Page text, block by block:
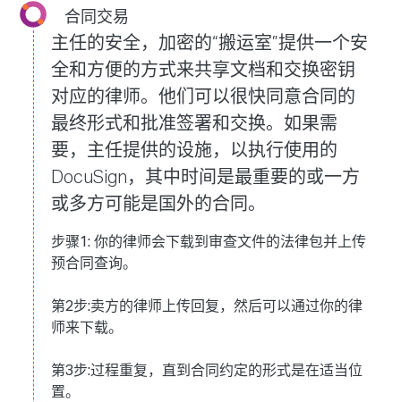
合同交易
主任的安全，加密的“搬运室”提供一个安
全和方便的方式来共享文档和交换密钥
对应的律师。他们可以很快同意合同的
最终形式和批准签署和交换。如果需
要，主任提供的设施，以执行使用的
DocuSign，其中时间是最重要的或一方
或多方可能是国外的合同。
步骤1:你的律师会下载到审查文件的法律包并上传
预合同查询。
第2步:卖方的律师上传回复，然后可以通过你的律
师来下载。
第3步:过程重复，直到合同约定的形式是在适当位
置。